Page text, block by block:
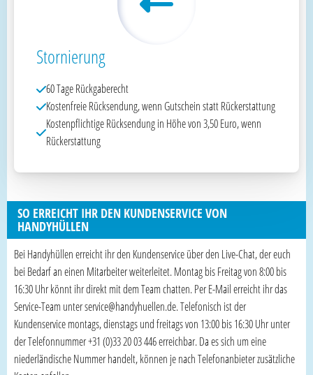
Stornierung
60 Tage Rückgaberecht
Kostenfreie Rücksendung, wenn Gutschein statt Rückerstattung
Kostenpflichtige Rücksendung in Höhe von 3,50 Euro, wenn
Rückerstattung
SO ERREICHT IHR DEN KUNDENSERVICE VON
HANDYHÜLLEN
Bei Handyhüllen erreicht ihr den Kundenservice über den Live-Chat, der euch
bei Bedarf an einen Mitarbeiter weiterleitet. Montag bis Freitag von 8:00 bis
16:30 Uhr könnt ihr direkt mit dem Team chatten. Per E-Mail erreicht ihr das
Service-Team unter service@handyhuellen.de. Telefonisch ist der
Kundenservice montags, dienstags und freitags von 13:00 bis 16:30 Uhr unter
der Telefonnummer +31 (0)33 20 03 446 erreichbar. Da es sich um eine
niederländische Nummer handelt, können je nach Telefonanbieter zusätzliche